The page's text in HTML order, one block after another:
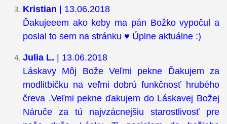
Kristian | 13.06.2018
Ďakujeeem ako keby ma pán Božko vypočul a
poslal to sem na stránku ♥ Úplne aktuálne :)
Julia L. | 13.06.2018
Láskavy Môj Bože Veľmi pekne Ďakujem za
modlitbičku na veľmi dobrú funkčnosť hrubého
čreva .Veľmi pekne ďakujem do Láskavej Božej
Náruče za tú najvzácnejšiu starostlivosť pre